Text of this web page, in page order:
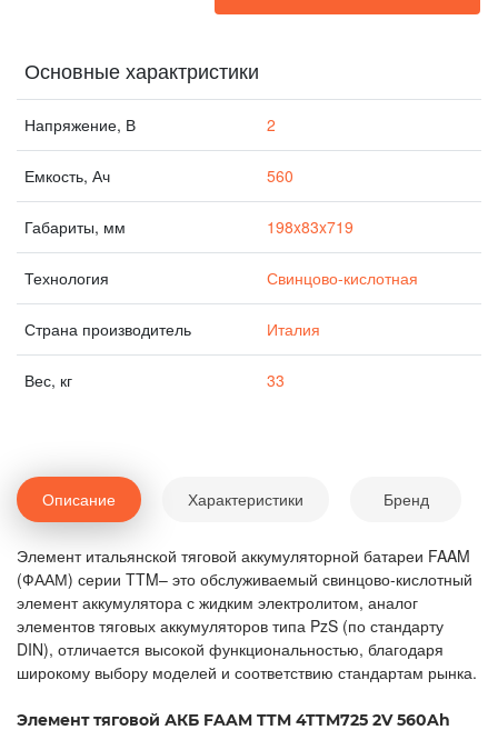
Основные характристики
Напряжение, В 2
Емкость, Ач 560
Габариты, мм 198x83x719
Технология Свинцово-кислотная
Страна производитель Италия
Вес, кг 33
Описание Характеристики Бренд
Элемент итальянской тяговой аккумуляторной батареи FAAM
(ФААМ) серии TTM– это обслуживаемый свинцово-кислотный
элемент аккумулятора с жидким электролитом, аналог
элементов тяговых аккумуляторов типа PzS (по стандарту
DIN), отличается высокой функциональностью, благодаря
широкому выбору моделей и соответствию стандартам рынка.
Элемент тяговой АКБ FAAM TTM 4TTM725 2V 560Ah